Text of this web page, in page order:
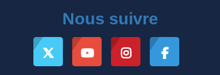
Nous suivre